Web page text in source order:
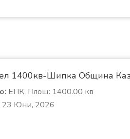
1400кв-Шипка Община
ЕПК, Площ: 1400.00 кв
23 Юни, 2026